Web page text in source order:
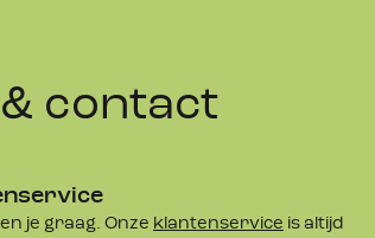
& contact
je graag. Onze klantenservice is altijd